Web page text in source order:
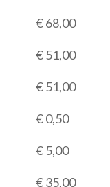
€ 68,00
€ 51,00
€ 51,00
€ 0,50
€ 5,00
€ 35,00